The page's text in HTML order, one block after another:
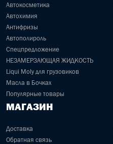
Автокосметика
Автохимия
Антифризы
Автополироль
Спецпредложение
НЕЗАМЕРЗАЮЩАЯ ЖИДКОСТЬ
Liqui Moly для грузовиков
Масла в Бочках
Популярные товары
МАГАЗИН
Доставка
Обратная связь